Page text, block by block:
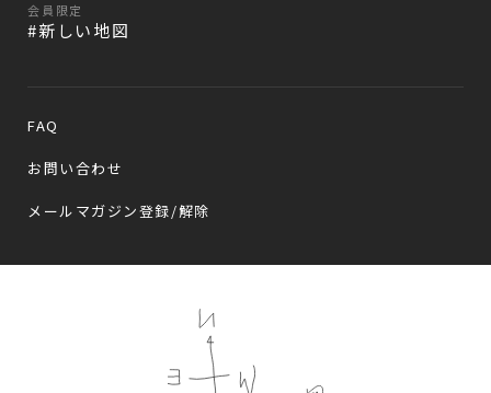
会員限定
#新しい地図
FAQ
お問い合わせ
メールマガジン登録/解除